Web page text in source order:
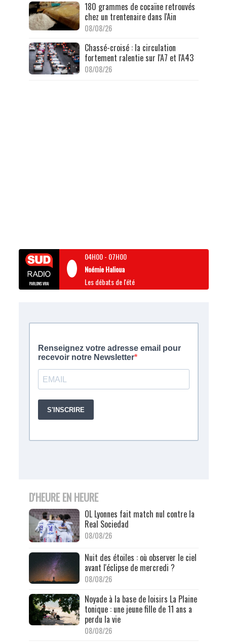
180 grammes de cocaïne retrouvés
chez un trentenaire dans l'Ain
08/08/26
Chassé-croisé : la circulation
fortement ralentie sur l'A7 et l'A43
08/08/26
04H00- 07H00
Noémie Halioua
Les débats de l'été
D'HEURE EN HEURE
OL Lyonnes fait match nul contre la
Real Sociedad
08/08/26
Nuit des étoiles : où observer le ciel
avant l'éclipse de mercredi ?
08/08/26
Noyade à la base de loisirs La Plaine
tonique : une jeune fille de 11 ans a
perdu la vie
08/08/26